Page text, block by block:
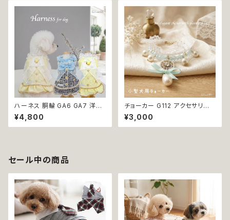
ハーネス 胴輪 GA6 GA7 洋服
のようなハーネス ワンピース風
引っ張り防止 散歩 お出掛け ド
ッグウエア 犬 猫 ペット 服 犬服
¥4,800
チョーカー G112 アクセサリー
レース パール 犬 猫 ペット 小型
犬用 おしゃれ キラキラ かわい
い リボン ブルー ホワイト 返品
¥3,000
セール中の商品